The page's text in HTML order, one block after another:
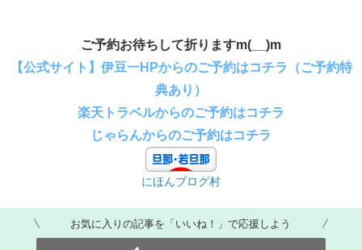
ご予約お待ちして折りますm(__)m
【公式サイト】伊豆一HPからのご予約はコチラ（ご予約特
典あり）
楽天トラベルからのご予約はコチラ
じゃらんからのご予約はコチラ
にほんブログ村
お気に入りの記事を「いいね！」で応援しよう